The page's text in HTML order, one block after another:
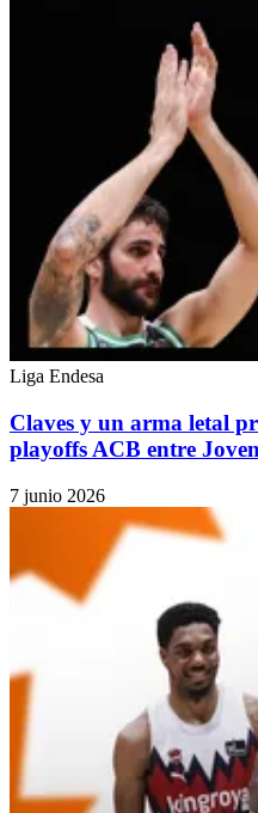
Liga Endesa
Claves y un arma letal
playoffs ACB entre
7 junio 2026